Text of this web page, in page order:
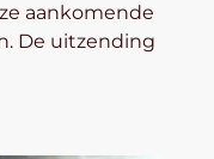
aankomende
De uitzending